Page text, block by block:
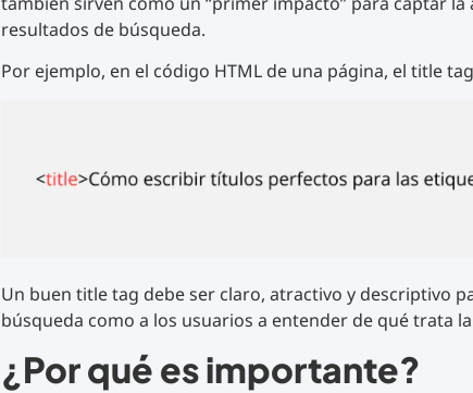
resultados de búsqueda.
Por ejemplo, en el código HTML de una página, el title
Un buen title tag debe ser claro, atractivo y descriptivo
búsqueda como a los usuarios a entender de qué trata
¿Por qué es importante?